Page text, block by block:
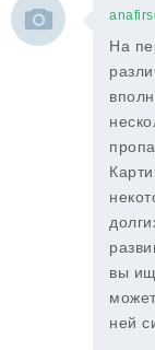
На
вы
ней